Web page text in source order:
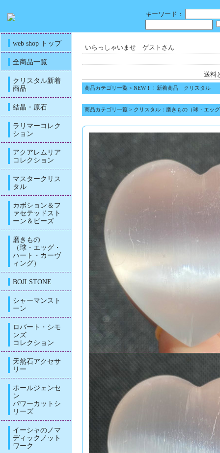
キーワード：
web shop トップ
全商品一覧
クリスタル新着
商品
結晶・原石
ラリマーコレク
ション
アクアレムリア
コレクション
マスタークリス
タル
カボション＆フ
ァセテッドスト
ーン＆ビーズ
磨きもの
（球・エッグ・
ハート・カーヴ
ィング）
BOJI STONE
シャーマンスト
ーン
ロバート・シモ
ンズ
コレクション
天然石アクセサ
リー
ポールジェンセ
ン
パワーカットシ
リーズ
イーシャのノマ
ディックノット
ワーク
いらっしゃいませ ゲストさん
送料
商品カテゴリ一覧 > NEW！！新着商品 クリスタル
商品カテゴリ一覧 > クリスタル：磨きもの（球・エッ